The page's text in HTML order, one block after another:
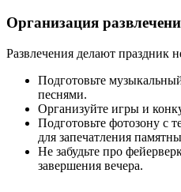
Организация
Развлечения делают праздник
Подготовьте
песнями.
Организуйте игры и
Подготовьте фотозону с
для запечатления
Не забудьте про
завершения вечера.